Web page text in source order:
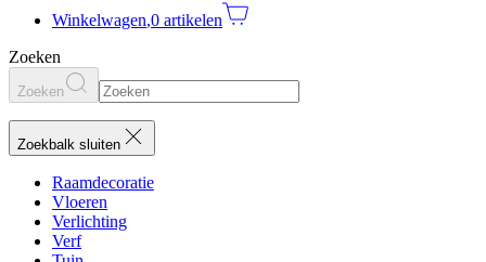
Winkelwagen,0 artikelen
Zoeken
Zoeken
Zoekbalk sluiten
Raamdecoratie
Vloeren
Verlichting
Verf